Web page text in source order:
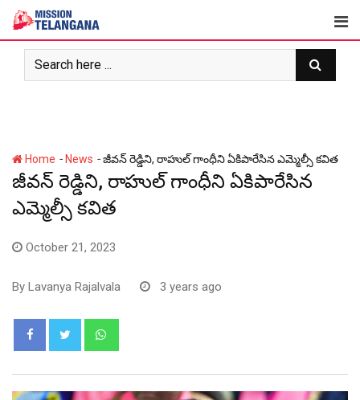
Skip
content
Home - News -జీవన్ రెడ్డిని, రాహుల్ గాంధీని ఏకిపారేసిన ఎమ్మెల్సీ కవిత
జీవన్ రెడ్డిని, రాహుల్ గాంధీని ఏకిపారేసిన
ఎమ్మెల్సీ కవిత
October 21, 2023
By Lavanya Rajalvala 3 years ago